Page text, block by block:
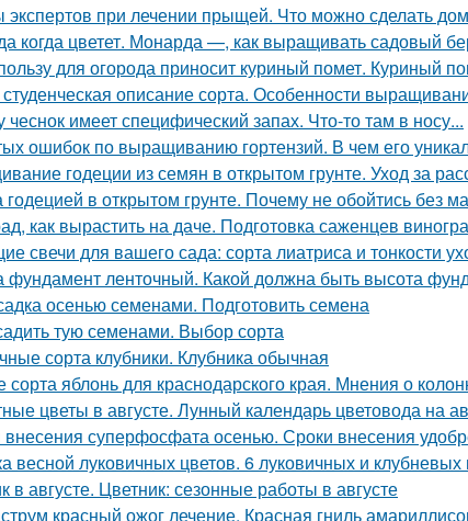
экспертов при лечении прыщей. Что можно сделать
когда цветет. Монарда —, как выращивать садовый
для огорода приносит куриный помет. Куриный
описание сорта. Особенности
чеснок имеет специфический запах. Что-то там в носу...
ошибок по выращиванию гортензий. В чем его
годеции из семян в открытом грунте. Уход за
годецией в открытом грунте. Почему не обойтись без
как вырастить на даче. Подготовка саженцев
свечи для вашего сада: сорта лиатриса и тонкости
фундамент ленточный. Какой должна быть высота
осенью семенами. Подготовить семена
тую семенами. Выбор сорта
сорта клубники. Клубника обычная
яблонь для краснодарского края. Мнения о
цветы в августе. Лунный календарь цветовода на
суперфосфата осенью. Сроки внесения
весной луковичных цветов. 6 луковичных и
в августе. Цветник: сезонные работы в августе
красный ожог лечение. Красная гниль